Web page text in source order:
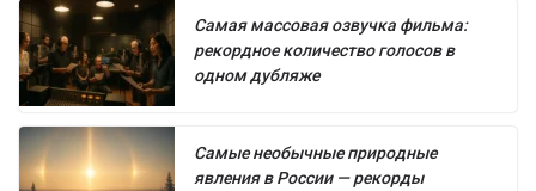
Самая массовая озвучка фильма:
рекордное количество голосов в
одном дубляже
Самые необычные природные
явления в России — рекорды